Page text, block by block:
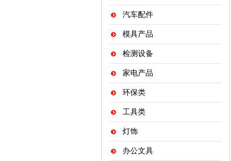
汽车配件
模具产品
检测设备
家电产品
环保类
工具类
灯饰
办公文具